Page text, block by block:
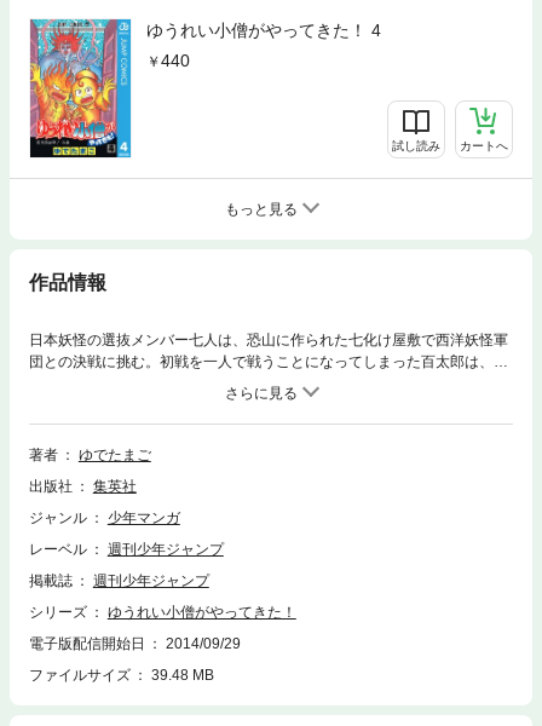
ゆうれい小僧がやってきた！ 4
440
試し読み カートへ
もっと見る
作品情報
日本妖怪の選抜メンバー七人は、恐山に作られた七化け屋敷で西洋妖怪軍
団との決戦に挑む。初戦を一人で戦うことになってしまった百太郎は、琴
太郎の助言を受けながら、西洋妖怪のMr.ハロウィンに挑むのだが…!?
著者
ゆでたまご
出版社
集英社
ジャンル
少年マンガ
レーベル
週刊少年ジャンプ
掲載誌
週刊少年ジャンプ
シリーズ
ゆうれい小僧がやってきた！
電子版配信開始日
2014/09/29
ファイルサイズ
39.48 MB